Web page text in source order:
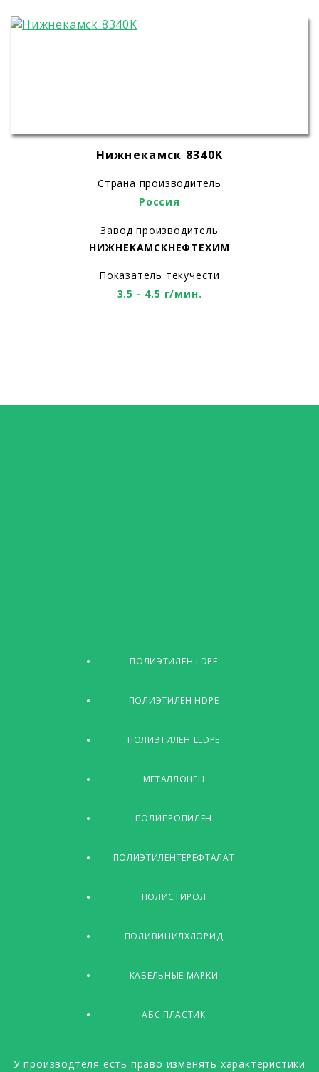
Нижнекамск 8340K
Страна производитель
Россия
Завод производитель
НИЖНЕКАМСКНЕФТЕХИМ
Показатель текучести
3.5 - 4.5 г/мин.
ПОЛИЭТИЛЕН LDPE
ПОЛИЭТИЛЕН HDPE
ПОЛИЭТИЛЕН LLDPE
МЕТАЛЛОЦЕН
ПОЛИПРОПИЛЕН
ПОЛИЭТИЛЕНТЕРЕФТАЛАТ
ПОЛИСТИРОЛ
ПОЛИВИНИЛХЛОРИД
КАБЕЛЬНЫЕ МАРКИ
АБС ПЛАСТИК
У производтеля есть право изменять характеристики